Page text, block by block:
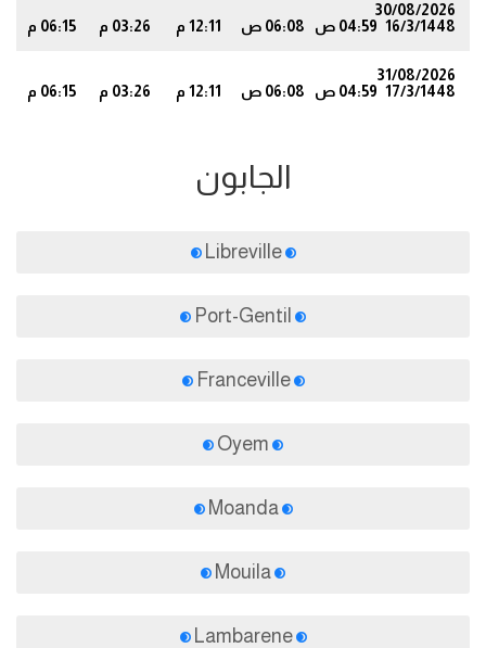
30/08/2026
16/3/1448 04:59 ص 06:08 ص 12:11 م 03:26 م 06:15 م
31/08/2026
17/3/1448 04:59 ص 06:08 ص 12:11 م 03:26 م 06:15 م
الجابون
Libreville
Franceville
Moanda
Lambarene